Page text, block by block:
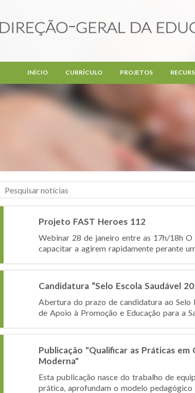
INÍCIO CURRÍCULO PROJETOS
Projeto FAST Heroes 112
Webinar 28 de janeiro entre as 17h/18h
capacitar a agirem rapidamente perante
Candidatura “Selo Escola Saudável
Abertura do prazo de candidatura ao Selo
de Apoio à Promoção e Educação para a
Publicação "Qualificar as Práticas
Moderna"
Esta publicação nasce do trabalho de
prática, aprofundam o modelo